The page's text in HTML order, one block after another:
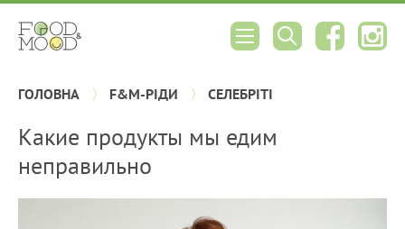
ГОЛОВНА F&M-РІДИ СЕЛЕБРІТІ
Какие продукты мы едим
неправильно